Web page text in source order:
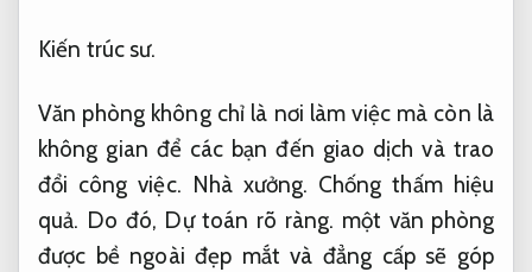
Kiến trúc sư.
Văn phòng không chỉ là nơi làm việc mà còn là
không gian để các bạn đến giao dịch và trao
đổi công việc. Nhà xưởng. Chống thấm hiệu
quả. Do đó, Dự toán rõ ràng. một văn phòng
được bề ngoài đẹp mắt và đẳng cấp sẽ góp